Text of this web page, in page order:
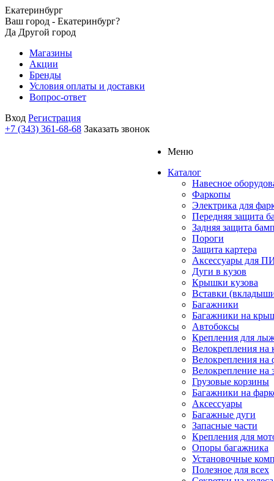
Екатеринбург
Ваш город - Екатеринбург?
Да Другой город
Магазины
Акции
Бренды
Условия оплаты и доставки
Вопрос-ответ
Вход Регистрация
+7 (343) 361-68-68 Заказать звонок
Меню
Каталог
Навесное
Фаркопы
Электрика для
Передняя защита
Задняя защита
Пороги
Защита картера
Аксессуары для
Дуги в кузов
Крышки кузова
Вставки
Багажники
Багажники на
Автобоксы
Крепления для
Велокрепления
Велокрепления на
Велокрепление на
Грузовые корзины
Багажники на
Аксессуары
Багажные дуги
Запасные части
Крепления для
Опоры багажника
Установочные
Полезное для всех